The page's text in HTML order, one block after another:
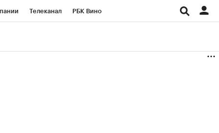
Телеканал РБК Вино